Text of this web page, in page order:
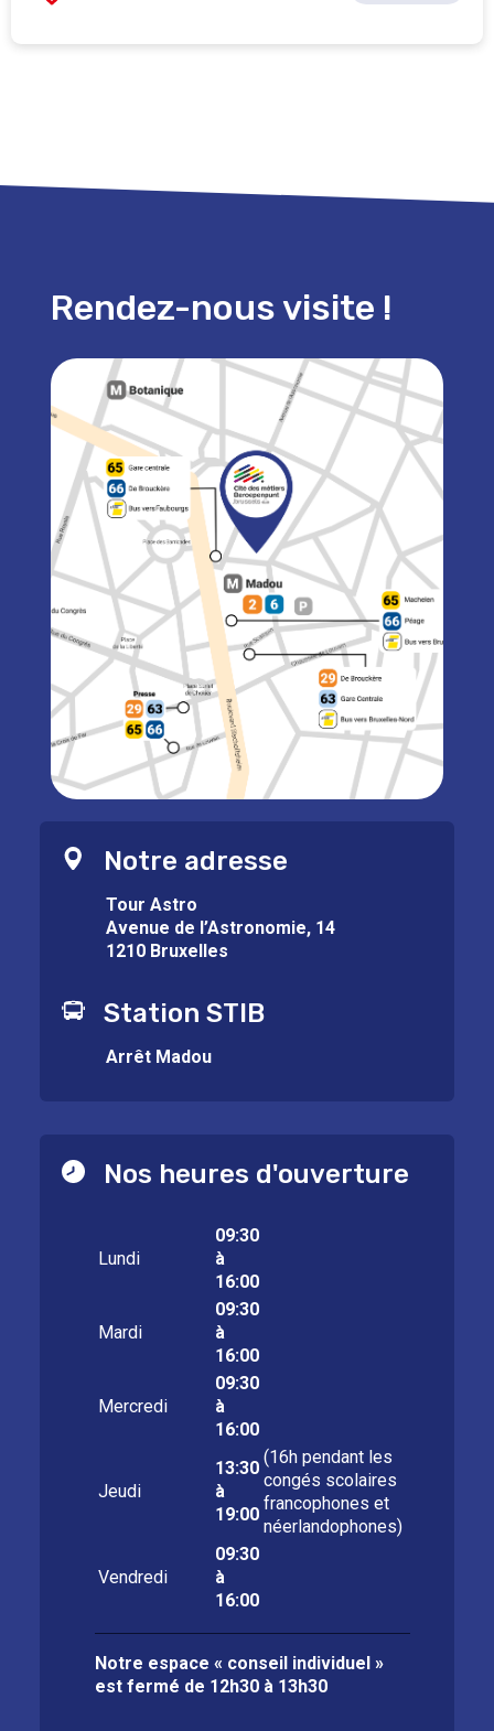
Rendez-nous visite !
Notre adresse
Tour Astro
Avenue de l’Astronomie, 14
1210 Bruxelles
Station STIB
Arrêt Madou
Nos heures d'ouverture
Lundi
09:30
à
16:00
Mardi
09:30
à
16:00
Mercredi
09:30
à
16:00
Jeudi
13:30
à
19:00
(16h pendant les
congés scolaires
francophones et
néerlandophones)
Vendredi
09:30
à
16:00
Notre espace « conseil individuel »
est fermé de 12h30 à 13h30